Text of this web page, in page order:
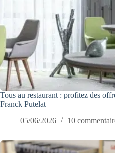
Tous au restaurant : profitez des
Franck Putelat
05/06/2026
10